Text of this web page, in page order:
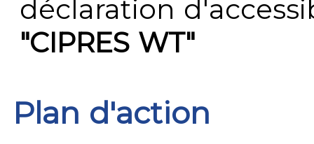
déclaration
"CIPRES WT"
Plan d'action